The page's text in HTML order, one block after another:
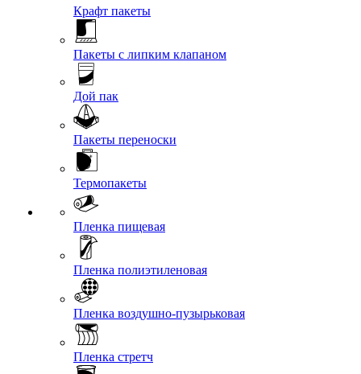
Крафт пакеты
Пакеты с липким клапаном
Дой пак
Пакеты переноски
Термопакеты
Пленка пищевая
Пленка полиэтиленовая
Пленка воздушно-пузырьковая
Пленка стретч